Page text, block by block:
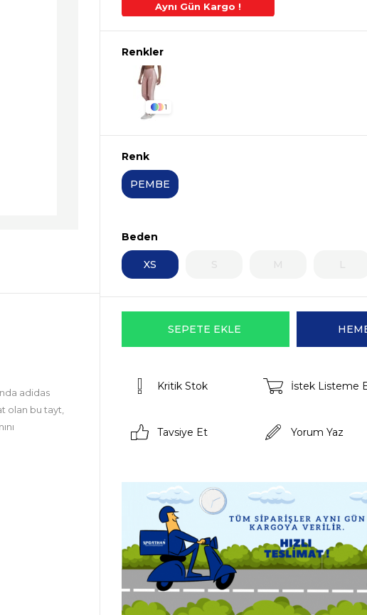
adidas
olan bu tayt,
Aynı Gün Kargo !
1
Renk
PEMBE
Beden
XS S M L
Kritik Stok İstek Listeme
Tavsiye Et Yorum Yaz